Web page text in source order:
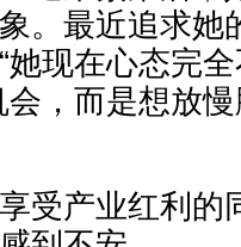
。最近追求她
现在心态完
会，而是想放
产业红利的